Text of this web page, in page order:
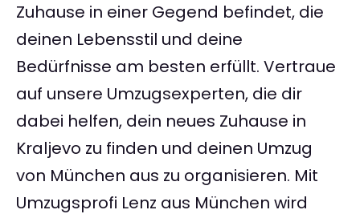
Zuhause in einer Gegend befindet, die
deinen Lebensstil und deine
Bedürfnisse am besten erfüllt. Vertraue
auf unsere Umzugsexperten, die dir
dabei helfen, dein neues Zuhause in
Kraljevo zu finden und deinen Umzug
von München aus zu organisieren. Mit
Umzugsprofi Lenz aus München wird